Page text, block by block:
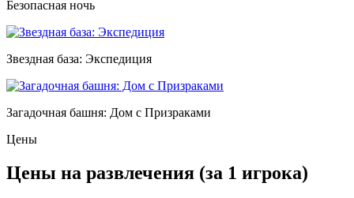
Безопасная ночь
Звездная база: Экспедиция
Загадочная башня: Дом с Призраками
Цены
Цены на развлечения (за 1 игрока)